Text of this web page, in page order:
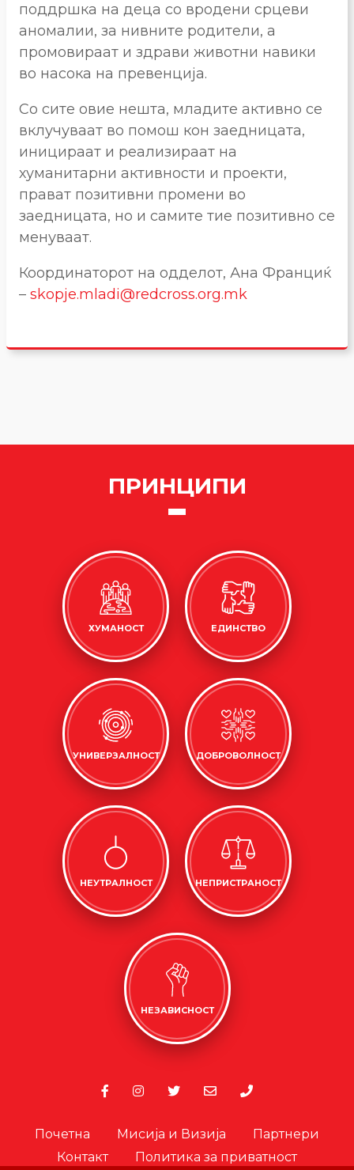
поддршка на деца со вродени срцеви
аномалии, за нивните родители, а
промовираат и здрави животни навики
во насока на превенција.
Со сите овие нешта, младите активно се
вклучуваат во помош кон заедницата,
иницираат и реализираат на
хуманитарни активности и проекти,
прават позитивни промени во
заедницата, но и самите тие позитивно се
менуваат.
Координаторот на одделот, Ана Франциќ
– skopje.mladi@redcross.org.mk
ПРИНЦИПИ
ХУМАНОСТ ЕДИНСТВО
УНИВЕРЗАЛНОСТ ДОБРОВОЛНОСТ
НЕУТРАЛНОСТ НЕПРИСТРАНОСТ
НЕЗАВИСНОСТ
Почетна Мисија и Визија
Партнери
Контакт
Политика за приватност